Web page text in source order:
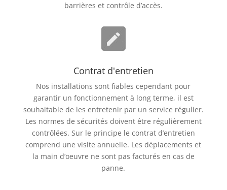
barrières et contrôle d’accès.
Contrat d'entretien
Nos installations sont fiables cependant pour
garantir un fonctionnement à long terme, il est
souhaitable de les entretenir par un service régulier.
Les normes de sécurités doivent être régulièrement
contrôlées. Sur le principe le contrat d’entretien
comprend une visite annuelle. Les déplacements et
la main d’oeuvre ne sont pas facturés en cas de
panne.